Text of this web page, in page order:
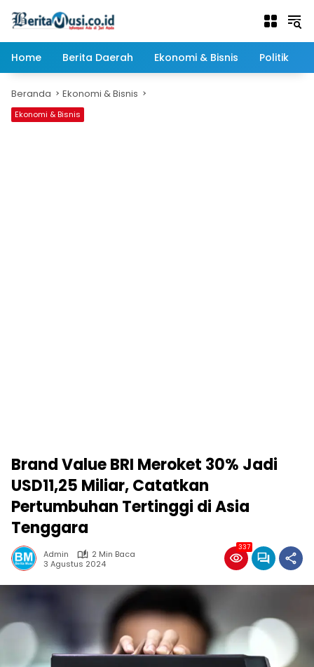
Home
Berita Daerah Ekonomi & Bisnis Politik
Beranda Ekonomi & Bisnis
Ekonomi & Bisnis
Brand Value BRI Meroket 30% Jadi
USD11,25 Miliar, Catatkan
Pertumbuhan Tertinggi di Asia
Tenggara
Admin
2 Min Baca
3 Agustus 2024
337